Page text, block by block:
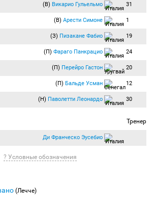
(В) Викарио Гульельмо 31
(В) Арести Симоне 1
(З) Пизакане Фабио 19
(П) Фараго Панкрацио 24
(П) Перейро Гастон 20
(П) Бальде Усман 12
(Н) Паволетти Леонардо 30
Тренер
Ди Франческо Эусебио
? Условные обозначения
(Лечче)